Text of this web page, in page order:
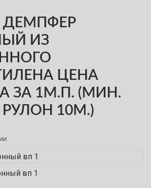
ДЕМПФЕР
ИЗ
ЦЕНА
ЗА 1М.П. (МИН.
РУЛОН 10М.)